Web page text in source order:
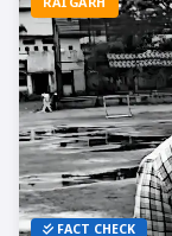
FACT CHECK